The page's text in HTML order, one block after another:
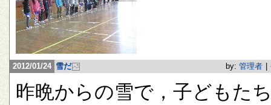
2012/01/24 雪だ by: 管理者
昨晩からの雪で，子どもた